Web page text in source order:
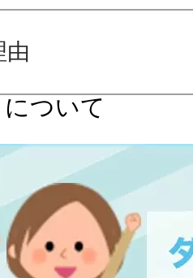
由
ついて